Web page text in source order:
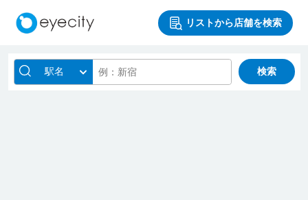
リストから店舗を検索
駅名 検索